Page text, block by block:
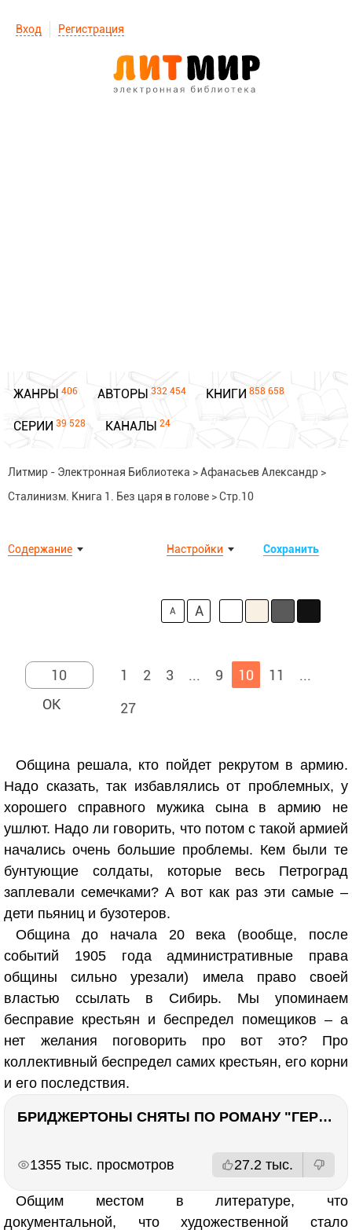
Вход Регистрация
ЖАНРЫ 406 АВТОРЫ 332 454 КНИГИ 858 658
СЕРИИ 39 528 КАНАЛЫ 24
Литмир - Электронная Библиотека >Афанасьев Александр >
Сталинизм. Книга 1. Без царя в голове >Стр.10
Содержание Сохранить
Настройки
A A
1 2 3 ... 9 10 11
...
27
Община решала, кто пойдет рекрутом в армию.
Надо сказать, так избавлялись от проблемных, у
хорошего справного мужика сына в армию не
ушлют. Надо ли говорить, что потом с такой армией
начались очень большие проблемы. Кем были те
бунтующие солдаты, которые весь Петроград
заплевали семечками? А вот как раз эти самые –
дети пьяниц и бузотеров.
Община до начала 20 века (вообще, после
событий 1905 года административные права
общины сильно урезали) имела право своей
властью ссылать в Сибирь. Мы упоминаем
бесправие крестьян и беспредел помещиков – а
нет желания поговорить про вот это? Про
коллективный беспредел самих крестьян, его корни
и его последствия.
БРИДЖЕРТОНЫ СНЯТЫ ПО РОМАНУ "ГЕРЦОГ И Я". Стоит ли читать?
1355 тыс. просмотров 27.2 тыс.
Общим местом в литературе, что
документальной, что художественной стало